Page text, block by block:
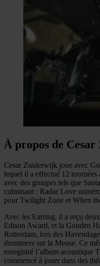
À propos de
Cesar Zuiderwijk joue avec
lequel il a effectué 12
avec des groupes tels que
culminant : Radar Love
pour Twilight Zone et When
Avec les Earring, il a reçu
Edison Award, et la Gouden
Rotterdam, lors des
drummers sur la Meuse. Ce
enregistré l’album acoustique
commencé à jouer dans des